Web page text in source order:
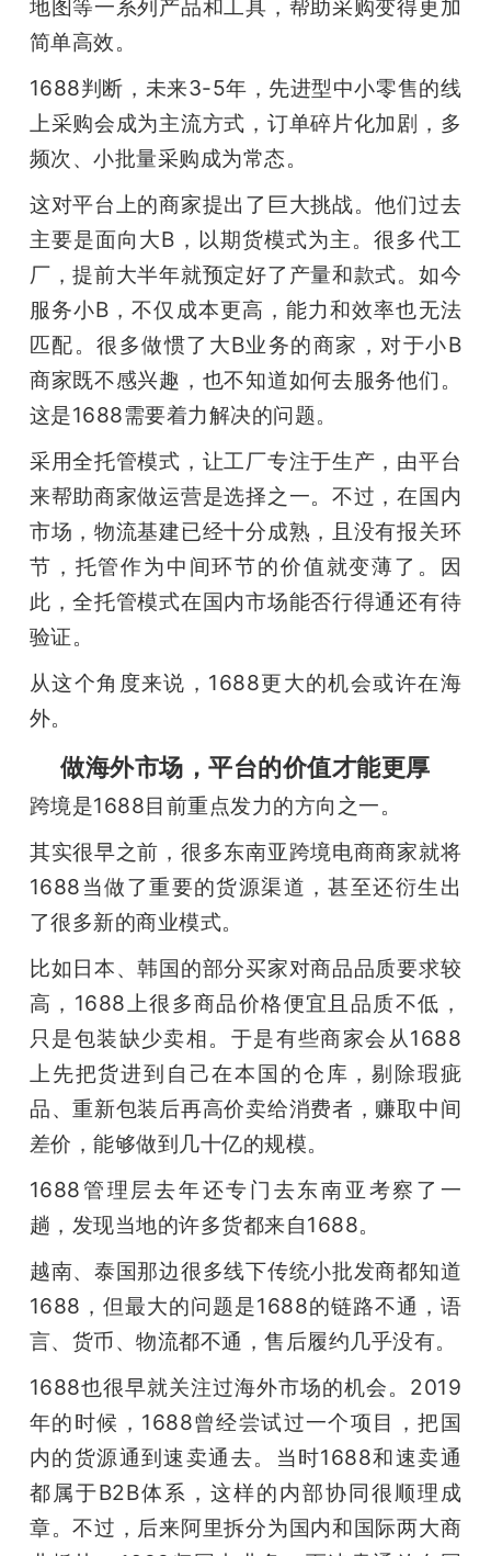
地图等一系列产品和工具，帮助采购变得更加
简单高效。
1688判断，未来3-5年，先进型中小零售的线
上采购会成为主流方式，订单碎片化加剧，多
频次、小批量采购成为常态。
这对平台上的商家提出了巨大挑战。他们过去
主要是面向大B，以期货模式为主。很多代工
厂，提前大半年就预定好了产量和款式。如今
服务小B，不仅成本更高，能力和效率也无法
匹配。很多做惯了大B业务的商家，对于小B
商家既不感兴趣，也不知道如何去服务他们。
这是1688需要着力解决的问题。
采用全托管模式，让工厂专注于生产，由平台
来帮助商家做运营是选择之一。不过，在国内
市场，物流基建已经十分成熟，且没有报关环
节，托管作为中间环节的价值就变薄了。因
此，全托管模式在国内市场能否行得通还有待
验证。
从这个角度来说，1688更大的机会或许在海
外。
做海外市场，平台的价值才能更厚
跨境是1688目前重点发力的方向之一。
其实很早之前，很多东南亚跨境电商商家就将
1688当做了重要的货源渠道，甚至还衍生出
了很多新的商业模式。
比如日本、韩国的部分买家对商品品质要求较
高，1688上很多商品价格便宜且品质不低，
只是包装缺少卖相。于是有些商家会从1688
上先把货进到自己在本国的仓库，剔除瑕疵
品、重新包装后再高价卖给消费者，赚取中间
差价，能够做到几十亿的规模。
1688管理层去年还专门去东南亚考察了一
趟，发现当地的许多货都来自1688。
越南、泰国那边很多线下传统小批发商都知道
1688，但最大的问题是1688的链路不通，语
言、货币、物流都不通，售后履约几乎没有。
1688也很早就关注过海外市场的机会。2019
年的时候，1688曾经尝试过一个项目，把国
内的货源通到速卖通去。当时1688和速卖通
都属于B2B体系，这样的内部协同很顺理成
章。不过，后来阿里拆分为国内和国际两大商